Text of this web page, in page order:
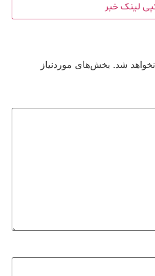
لینک خبر
شد. بخش‌های موردنیاز